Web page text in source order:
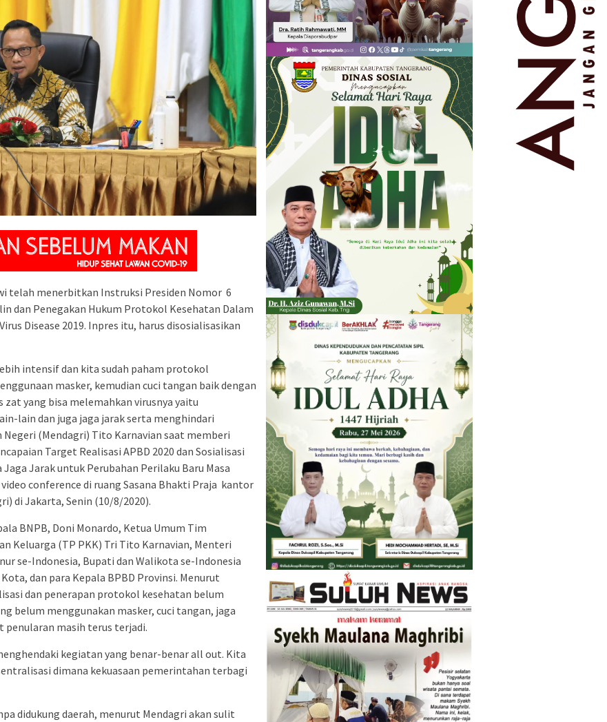
telah menerbitkan Instruksi Presiden Nomor 6
dan Penegakan Hukum Protokol Kesehatan Dalam
Disease 2019. Inpres itu, harus disosialisasikan
intensif dan kita sudah paham protokol
masker, kemudian cuci tangan baik dengan
yang bisa melemahkan virusnya yaitu
lain dan juga jaga jarak serta menghindari
(Mendagri) Tito Karnavian saat memberi
Target Realisasi APBD 2020 dan Sosialisasi
Jarak untuk Perubahan Perilaku Baru Masa
conference di ruang Sasana Bhakti Praja kantor
di Jakarta, Senin (10/8/2020).
BNPB, Doni Monardo, Ketua Umum Tim
Keluarga (TP PKK) Tri Tito Karnavian, Menteri
se-Indonesia, Bupati dan Walikota se-Indonesia
dan para Kepala BPBD Provinsi. Menurut
dan penerapan protokol kesehatan belum
belum menggunakan masker, cuci tangan, jaga
penularan masih terus terjadi.
kegiatan yang benar-benar all out. Kita
dimana kekuasaan pemerintahan terbagi
didukung daerah, menurut Mendagri akan sulit